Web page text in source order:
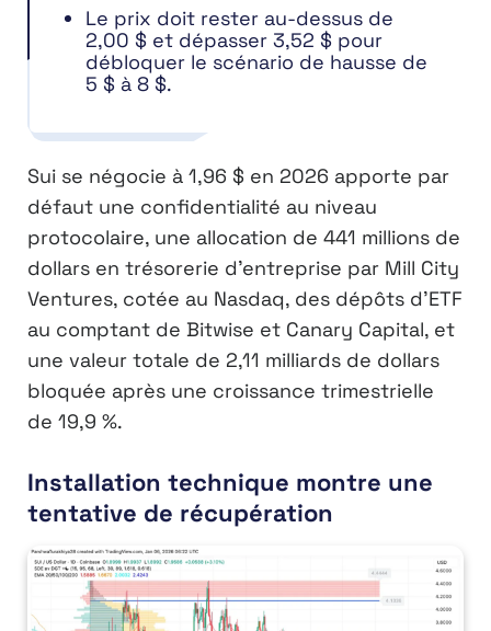
Le prix doit rester au-dessus de
2,00 $ et dépasser 3,52 $ pour
débloquer le scénario de hausse de
5 $ à 8 $.
Sui se négocie à 1,96 $ en 2026 apporte par
défaut une confidentialité au niveau
protocolaire, une allocation de 441 millions de
dollars en trésorerie d’entreprise par Mill City
Ventures, cotée au Nasdaq, des dépôts d’ETF
au comptant de Bitwise et Canary Capital, et
une valeur totale de 2,11 milliards de dollars
bloquée après une croissance trimestrielle
de 19,9 %.
Installation technique montre une
tentative de récupération